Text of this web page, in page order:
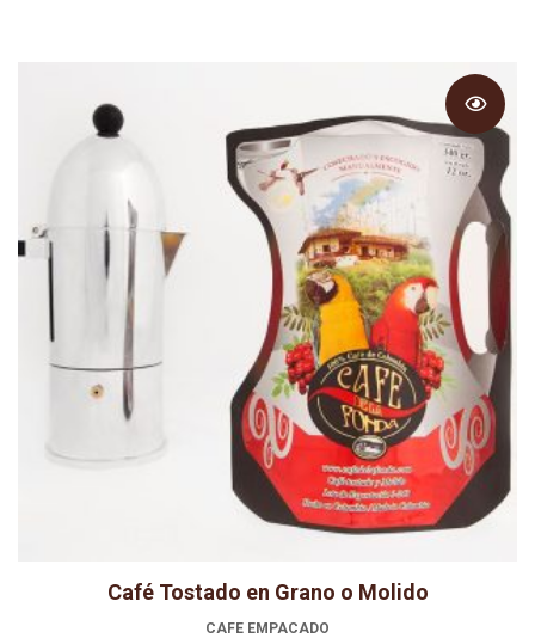
hasta
$79.000
Café Tostado en Grano o Molido
CAFE EMPACADO